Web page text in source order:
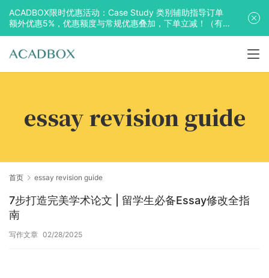
essay revision guide
首页 essay revision guide
7步打造完美学术论文 | 留学生必备Essay修改全指
南
写作文章 02/28/2025
ACADBOX限时优惠活动：Case Study 类别辅助指导订单
额外优惠5%，优惠额度与常规优惠叠加，下单立减！（有
效期至2025年10月31日）